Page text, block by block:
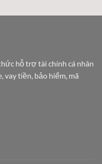
hỗ trợ tài chính cá nhân
vay tiền, bảo hiểm, mã